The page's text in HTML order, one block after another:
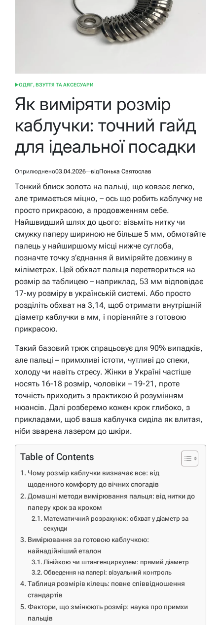
ОПУБЛІКУВАТИ
ОДЯГ, ВЗУТТЯ ТА АКСЕСУАРИ
Як виміряти розмір
каблучки: точний гайд
для ідеальної посадки
Оприлюднено03.04.2026 відПонька Святослав
Тонкий блиск золота на пальці, що ковзає легко,
але тримається міцно, – ось що робить каблучку не
просто прикрасою, а продовженням себе.
Найшвидший шлях до цього: візьміть нитку чи
смужку паперу шириною не більше 5 мм, обмотайте
палець у найширшому місці нижче суглоба,
позначте точку з’єднання й виміряйте довжину в
міліметрах. Цей обхват пальця перетвориться на
розмір за таблицею – наприклад, 53 мм відповідає
17-му розміру в українській системі. Або просто
розділіть обхват на 3,14, щоб отримати внутрішній
діаметр каблучки в мм, і порівняйте з готовою
прикрасою.
Такий базовий трюк спрацьовує для 90% випадків,
але пальці – примхливі істоти, чутливі до спеки,
холоду чи навіть стресу. Жінки в Україні частіше
носять 16-18 розмір, чоловіки – 19-21, проте
точність приходить з практикою й розумінням
нюансів. Далі розберемо кожен крок глибоко, з
прикладами, щоб ваша каблучка сиділа як влитая,
ніби зварена лазером до шкіри.
Table of Contents
Чому розмір каблучки визначає все: від
щоденного комфорту до вічних спогадів
Домашні методи вимірювання пальця: від нитки до
паперу крок за кроком
Математичний розрахунок: обхват у діаметр за
секунди
Вимірювання за готовою каблучкою:
найнадійніший еталон
Лінійкою чи штангенциркулем: прямий діаметр
Обведення на папері: візуальний контроль
Таблиця розмірів кілець: повне співвідношення
стандартів
Фактори, що змінюють розмір: наука про примхи
пальців